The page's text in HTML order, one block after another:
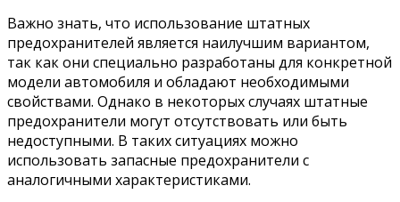
Важно знать, что использование штатных
предохранителей является наилучшим вариантом,
так как они специально разработаны для конкретной
модели автомобиля и обладают необходимыми
свойствами. Однако в некоторых случаях штатные
предохранители могут отсутствовать или быть
недоступными. В таких ситуациях можно
использовать запасные предохранители с
аналогичными характеристиками.